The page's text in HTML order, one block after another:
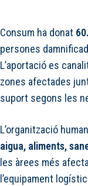
Consum ha donat
persones
L’aportació es
zones afectades
suport segons les
L’organització
aigua, aliments,
les àrees més
l’equipament